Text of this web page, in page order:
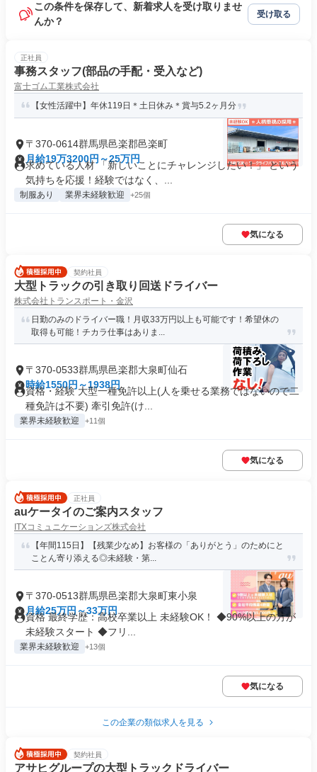
この条件を保存して、新着求人を受け取りませ
んか？
受け取る
正社員
事務スタッフ(部品の手配・受入など)
富士ゴム工業株式会社
【女性活躍中】年休119日＊土日休み＊賞与5.2ヶ月分
〒370-0614群馬県邑楽郡邑楽町
月給19万3200円～25万円
求めている人材 「新しいことにチャレンジしたい！」 という
気持ちを応援！経験ではなく、...
制服あり 業界未経験歓迎 +25個
気になる
契約社員
大型トラックの引き取り回送ドライバー
株式会社トランスポート・金沢
日勤のみのドライバー職！月収33万円以上も可能です！希望休の
取得も可能！チカラ仕事はありま...
〒370-0533群馬県邑楽郡大泉町仙石
時給1550円～1938円
資格・経験 大型一種免許以上(人を乗せる業務ではないので二
種免許は不要) 牽引免許(け...
業界未経験歓迎 +11個
気になる
正社員
auケータイのご案内スタッフ
ITXコミュニケーションズ株式会社
【年間115日】【残業少なめ】お客様の「ありがとう」のためにと
ことん寄り添える◎未経験・第...
〒370-0513群馬県邑楽郡大泉町東小泉
月給25万円～33万円
資格 最終学歴：高校卒業以上 未経験OK！ ◆90%以上の方が
未経験スタート ◆フリ...
業界未経験歓迎 +13個
気になる
この企業の類似求人を見る
契約社員
アサヒグループの大型トラックドライバー